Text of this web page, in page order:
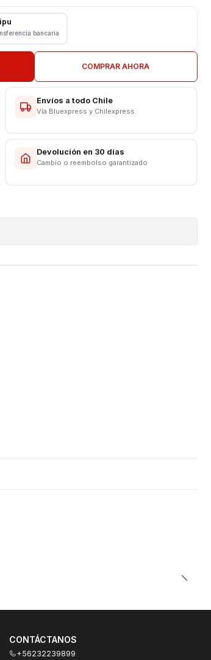
bancaria
COMPRAR AHORA
Envíos a todo Chile
Vía Bluexpress y Chilexpress
Devolución en 30 días
Cambio o reembolso garantizado
CONTÁCTANOS
+56232239899